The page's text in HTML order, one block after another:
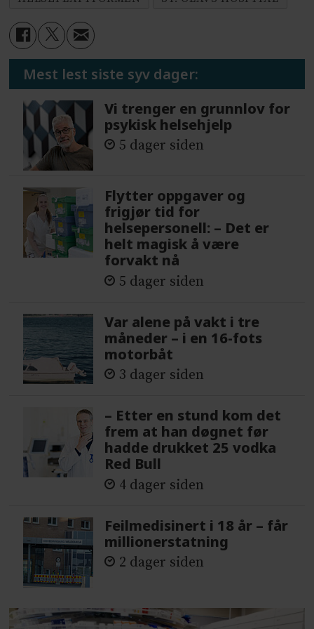
Mest lest siste syv dager:
Vi trenger en grunnlov for
psykisk helsehjelp
5 dager siden
Flytter oppgaver og
frigjør tid for
helsepersonell: – Det er
helt magisk å være
forvakt nå
5 dager siden
Var alene på vakt i tre
måneder – i en 16-fots
motorbåt
3 dager siden
– Etter en stund kom det
frem at han døgnet før
hadde drukket 25 vodka
Red Bull
4 dager siden
Feilmedisinert i 18 år – får
millionerstatning
2 dager siden